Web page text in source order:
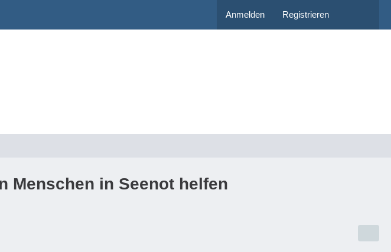
Anmelden Registrieren
Menschen in Seenot helfen